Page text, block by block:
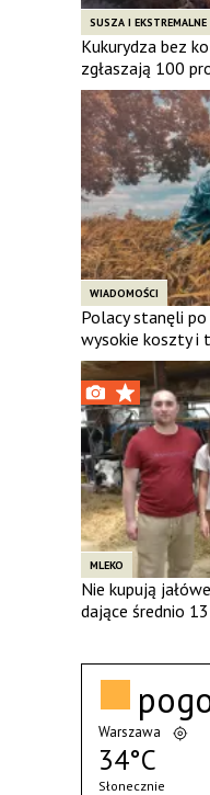
SUSZA I EKSTREMALNE
Kukurydza bez
zgłaszają 100
WIADOMOŚCI
Polacy stanęli
wysokie koszty i
MLEKO
Nie kupują
dające średnio
Warszawa
34°C
Słonecznie